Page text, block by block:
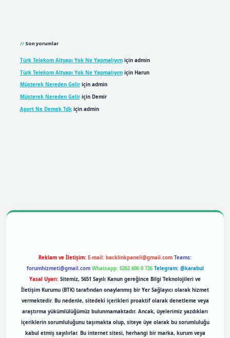
Son yorumlar
Türk Telekom Altyapı Yok Ne Yapmalıyımiçin admin
Türk Telekom Altyapı Yok Ne Yapmalıyımiçin Harun
Müşterek Nereden Geliriçin admin
Müşterek Nereden Geliriçin Demir
Aport Ne Demek Tdkiçin admin
Reklam ve İletişim: E-mail: backlinkpaneli@gmail.com Teams:
forumhizmeti@gmail.com Whatsapp: 0262 606 0 726 Telegram: @karabul
Yasal Uyarı: Sitemiz, 5651 Sayılı Kanun gereğince Bilgi Teknolojileri ve
İletişim Kurumu (BTK) tarafından onaylanmış bir Yer Sağlayıcı olarak hizmet
vermektedir. Bu nedenle, sitedeki içerikleri proaktif olarak denetleme veya
araştırma yükümlülüğümüz bulunmamaktadır. Ancak, üyelerimiz yazdıkları
içeriklerin sorumluluğunu taşımakta olup, siteye üye olarak bu sorumluluğu
kabul etmiş sayılırlar. Bu internet sitesi, herhangi bir marka, kurum veya